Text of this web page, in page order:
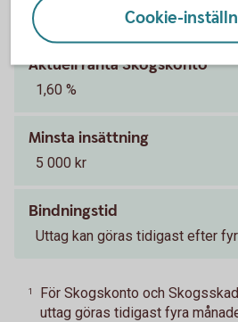
Skogskonto
Aktuell ränta Skogskonto
1,60 %
Minsta insättning
5 000 kr
Bindningstid
Uttag kan göras tidigast efter
1
För Skogskonto och
uttag göras tidigast fyra
Cookie-